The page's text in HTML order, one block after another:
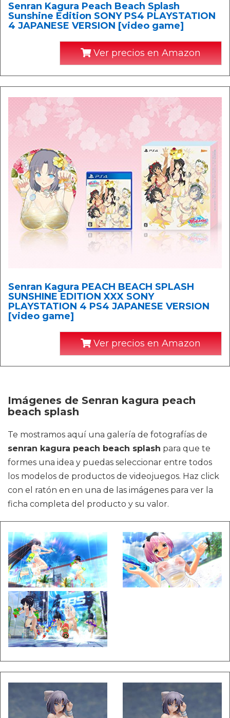
Senran Kagura Peach Beach Splash
Sunshine Edition SONY PS4 PLAYSTATION
4 JAPANESE VERSION [video game]
Ver precios en Amazon
Senran Kagura PEACH BEACH SPLASH
SUNSHINE EDITION XXX SONY
PLAYSTATION 4 PS4 JAPANESE VERSION
[video game]
Ver precios en Amazon
Imágenes de Senran kagura peach
beach splash
Te mostramos aquí una galería de fotografías de
senran kagura peach beach splash para que te
formes una idea y puedas seleccionar entre todos
los modelos de productos de videojuegos. Haz click
con el ratón en en una de las imágenes para ver la
ficha completa del producto y su valor.